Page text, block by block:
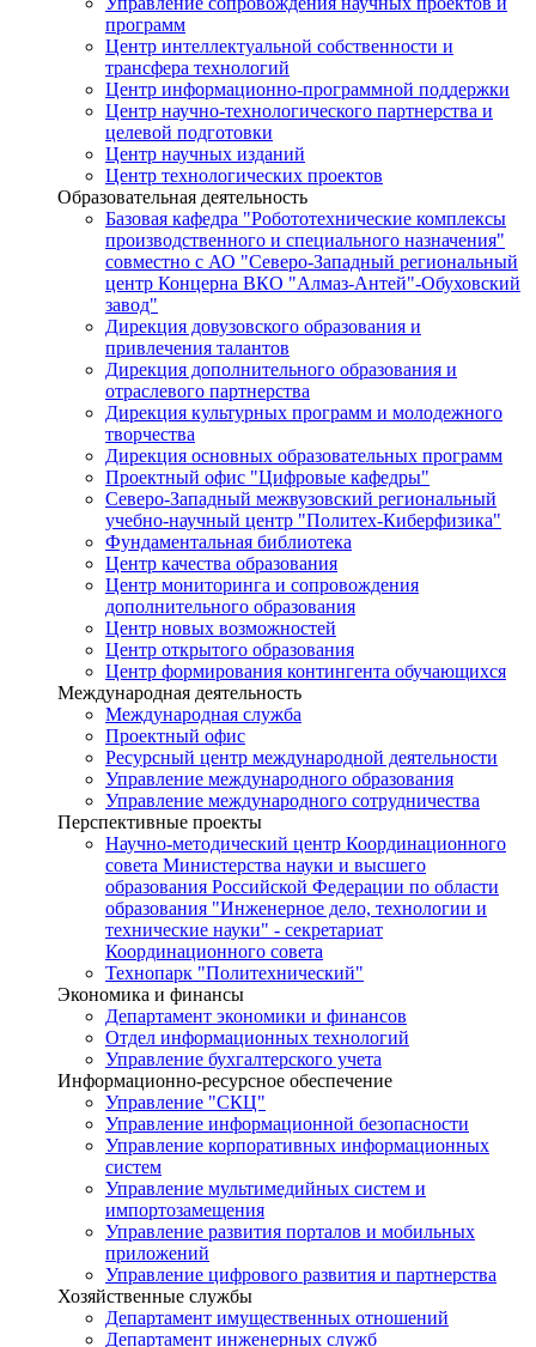
программ
Центр интеллектуальной собственности и
трансфера технологий
Центр информационно-программной поддержки
Центр научно-технологического партнерства и
целевой подготовки
Центр научных изданий
Центр технологических проектов
Образовательная деятельность
Базовая кафедра "Робототехнические комплексы
производственного и специального назначения"
совместно с АО "Северо-Западный региональный
центр Концерна ВКО "Алмаз-Антей"-Обуховский
завод"
Дирекция довузовского образования и
привлечения талантов
Дирекция дополнительного образования и
отраслевого партнерства
Дирекция культурных программ и молодежного
творчества
Дирекция основных образовательных программ
Проектный офис "Цифровые кафедры"
Северо-Западный межвузовский региональный
учебно-научный центр "Политех-Киберфизика"
Фундаментальная библиотека
Центр качества образования
Центр мониторинга и сопровождения
дополнительного образования
Центр новых возможностей
Центр открытого образования
Центр формирования контингента обучающихся
Международная деятельность
Международная служба
Проектный офис
Ресурсный центр международной деятельности
Управление международного образования
Управление международного сотрудничества
Перспективные проекты
Научно-методический центр Координационного
совета Министерства науки и высшего
образования Российской Федерации по области
образования "Инженерное дело, технологии и
технические науки" - секретариат
Координационного совета
Технопарк "Политехнический"
Экономика и финансы
Департамент экономики и финансов
Отдел информационных технологий
Управление бухгалтерского учета
Информационно-ресурсное обеспечение
Управление "СКЦ"
Управление информационной безопасности
Управление корпоративных информационных
систем
Управление мультимедийных систем и
импортозамещения
Управление развития порталов и мобильных
приложений
Управление цифрового развития и партнерства
Хозяйственные службы
Департамент имущественных отношений
Департамент инженерных служб